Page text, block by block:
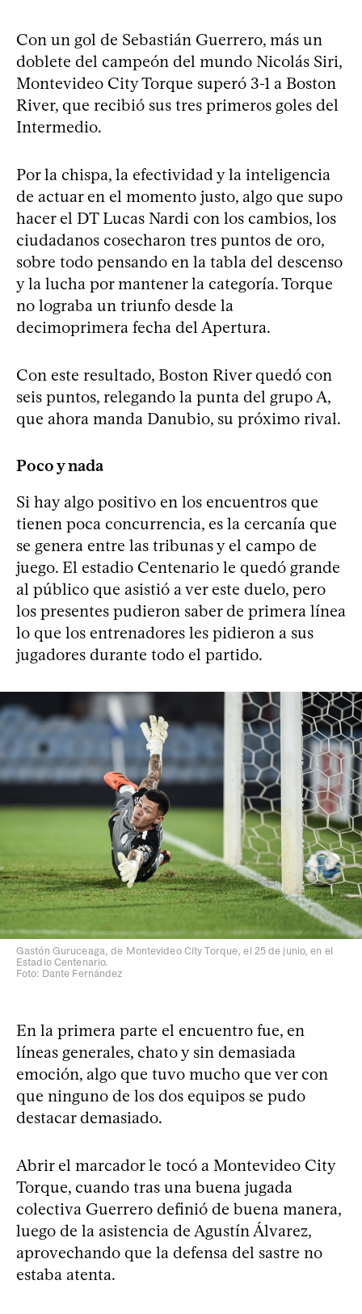
Con un gol de Sebastián Guerrero, más un
doblete del campeón del mundo Nicolás Siri,
Montevideo City Torque superó 3-1 a Boston
River, que recibió sus tres primeros goles del
Intermedio.
Por la chispa, la efectividad y la inteligencia
de actuar en el momento justo, algo que supo
hacer el DT Lucas Nardi con los cambios, los
ciudadanos cosecharon tres puntos de oro,
sobre todo pensando en la tabla del descenso
y la lucha por mantener la categoría. Torque
no lograba un triunfo desde la
decimoprimera fecha del Apertura.
Con este resultado, Boston River quedó con
seis puntos, relegando la punta del grupo A,
que ahora manda Danubio, su próximo rival.
Poco y nada
Si hay algo positivo en los encuentros que
tienen poca concurrencia, es la cercanía que
se genera entre las tribunas y el campo de
juego. El estadio Centenario le quedó grande
al público que asistió a ver este duelo, pero
los presentes pudieron saber de primera línea
lo que los entrenadores les pidieron a sus
jugadores durante todo el partido.
Gastón Guruceaga, de Montevideo City Torque, el 25 de junio, en el
Estadio Centenario.
Foto: Dante Fernández
En la primera parte el encuentro fue, en
líneas generales, chato y sin demasiada
emoción, algo que tuvo mucho que ver con
que ninguno de los dos equipos se pudo
destacar demasiado.
Abrir el marcador le tocó a Montevideo City
Torque, cuando tras una buena jugada
colectiva Guerrero definió de buena manera,
luego de la asistencia de Agustín Álvarez,
aprovechando que la defensa del sastre no
estaba atenta.